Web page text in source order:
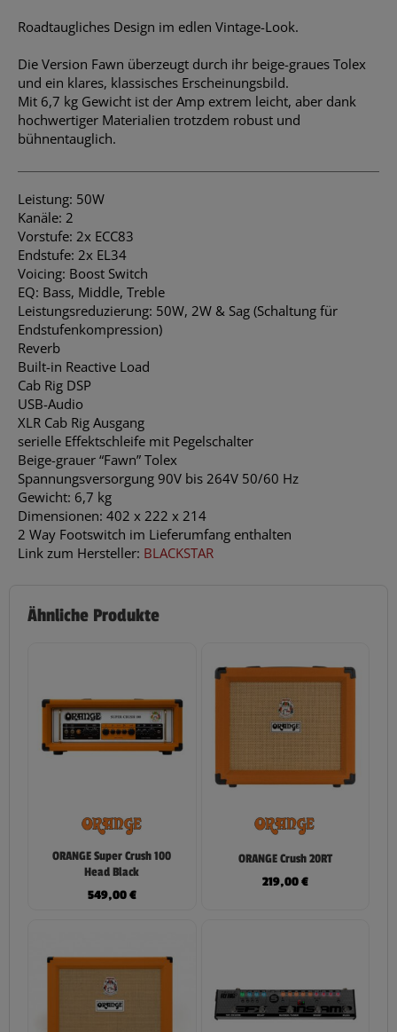
Roadtaugliches Design im edlen Vintage-Look.
Die Version Fawn überzeugt durch ihr beige-graues Tolex
und ein klares, klassisches Erscheinungsbild.
Mit 6,7 kg Gewicht ist der Amp extrem leicht, aber dank
hochwertiger Materialien trotzdem robust und
bühnentauglich.
Leistung: 50W
Kanäle: 2
Vorstufe: 2x ECC83
Endstufe: 2x EL34
Voicing: Boost Switch
EQ: Bass, Middle, Treble
Leistungsreduzierung: 50W, 2W & Sag (Schaltung für
Endstufenkompression)
Reverb
Built-in Reactive Load
Cab Rig DSP
USB-Audio
XLR Cab Rig Ausgang
serielle Effektschleife mit Pegelschalter
Beige-grauer “Fawn” Tolex
Spannungsversorgung 90V bis 264V 50/60 Hz
Gewicht: 6,7 kg
Dimensionen: 402 x 222 x 214
2 Way Footswitch im Lieferumfang enthalten
Link zum Hersteller: BLACKSTAR
Ähnliche Produkte
ORANGE Super Crush 100
Head Black
549,00€
ORANGE Crush 20RT
219,00€